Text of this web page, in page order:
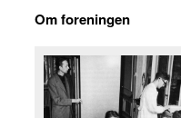
Om foreningen